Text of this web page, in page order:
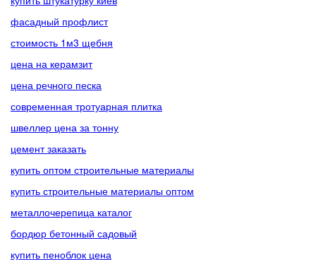
фасадный профлист
стоимость 1м3 щебня
цена на керамзит
цена речного песка
современная тротуарная плитка
швеллер цена за тонну
цемент заказать
купить оптом строительные материалы
купить строительные материалы оптом
металлочерепица каталог
бордюр бетонный садовый
купить пеноблок цена